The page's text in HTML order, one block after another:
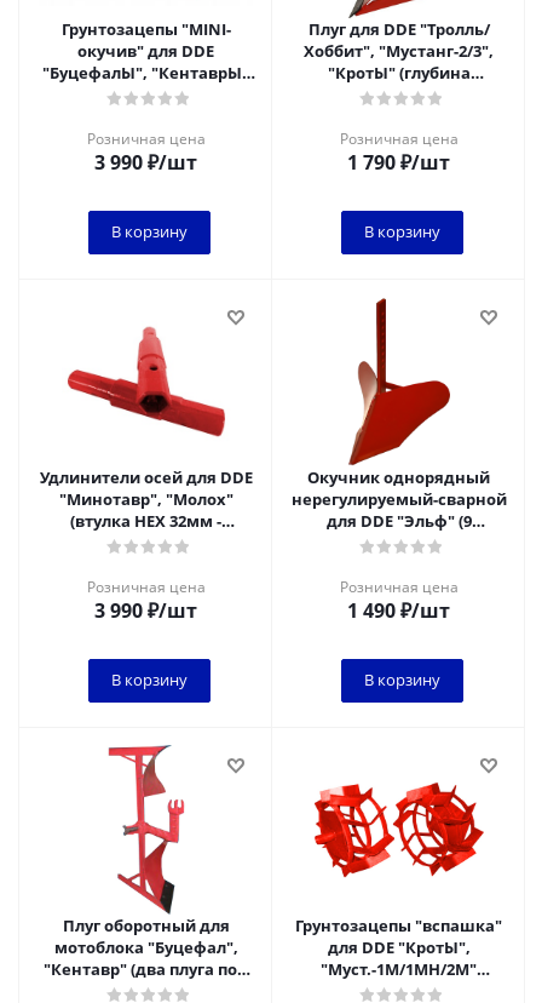
Грунтозацепы "MINI-
окучив" для DDE
"БуцефалЫ", "КентаврЫ"
(втулка внеш. HEX=23мм,
Розничная цена
3 990₽/шт
В корзину
Плуг для DDE "Тролль/
Хоббит", "Мустанг-2/3",
"КротЫ" (глубина
обработки 14 см, на
Розничная цена
1 790₽/шт
В корзину
Удлинители осей для DDE
"Минотавр", "Молох"
(втулка HEX 32мм -
наружн. ф 34мм, L=250мм)
Розничная цена
3 990₽/шт
В корзину
Окучник однорядный
нерегулируемый-сварной
для DDE "Эльф" (9
отверстий)
Розничная цена
1 490₽/шт
В корзину
Плуг оборотный для
мотоблока "Буцефал",
"Кентавр" (два плуга под
углом 180
Грунтозацепы "вспашка"
для DDE "КротЫ",
"Муст.-1M/1MH/2М"
(втулка внешняя,